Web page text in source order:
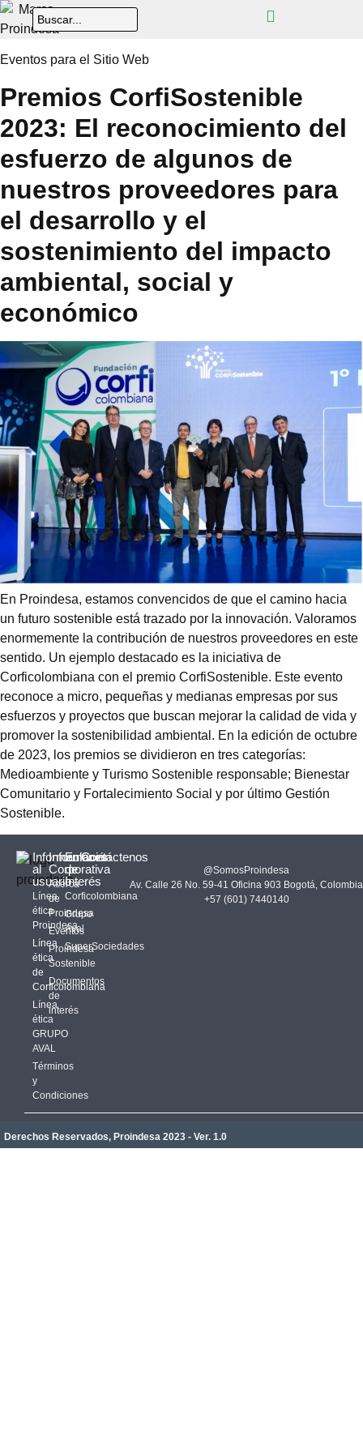
Eventos para el Sitio Web
Premios CorfiSostenible
2023: El reconocimiento del
esfuerzo de algunos de
nuestros proveedores para
el desarrollo y el
sostenimiento del impacto
ambiental, social y
económico
En Proindesa, estamos convencidos de que el camino hacia
un futuro sostenible está trazado por la innovación. Valoramos
enormemente la contribución de nuestros proveedores en este
sentido. Un ejemplo destacado es la iniciativa de
Corficolombiana con el premio CorfiSostenible. Este evento
reconoce a micro, pequeñas y medianas empresas por sus
esfuerzos y proyectos que buscan mejorar la calidad de vida y
promover la sostenibilidad ambiental. En la edición de octubre
de 2023, los premios se dividieron en tres categorías:
Medioambiente y Turismo Sostenible responsable; Bienestar
Comunitario y Fortalecimiento Social y por último Gestión
Sostenible.
Información
al
usuario
Línea
ética
Proindesa
Línea
ética
de
Corficolombiana
Línea
ética
GRUPO
AVAL
Términos
y
Condiciones
Información
Corporativa
Acerca
de
Proindesa
Eventos
Proindesa
Sostenible
Documentos
de
interés
Enlaces
de
Interés
Corficolombiana
Grupo
Aval
SuperSociedades
Contáctenos
@SomosProindesa
Av. Calle 26 No. 59-41 Oficina 903 Bogotá, Colombia
+57 (601) 7440140
Derechos Reservados, Proindesa 2023 - Ver. 1.0